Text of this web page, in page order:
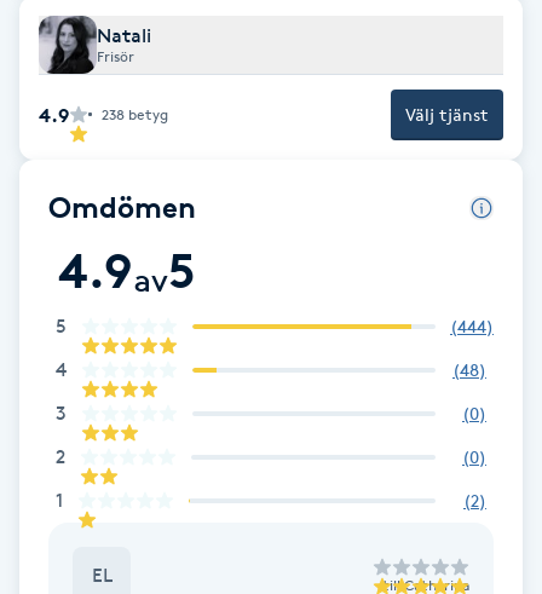
Eyeliner-tatuering
Face framing
Faceliftmassage
Fet hårbotten
Fettreducering
Fibromassage
Natali
Frisör
4.9 238 betyg Välj tjänst
Omdömen
4.9av5
5 (444)
4 (48)
3 (0)
2 (0)
1 (2)
EL till Catharina